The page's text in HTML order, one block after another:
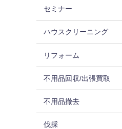
セミナー
ハウスクリーニング
リフォーム
不用品回収/出張買取
不用品撤去
伐採